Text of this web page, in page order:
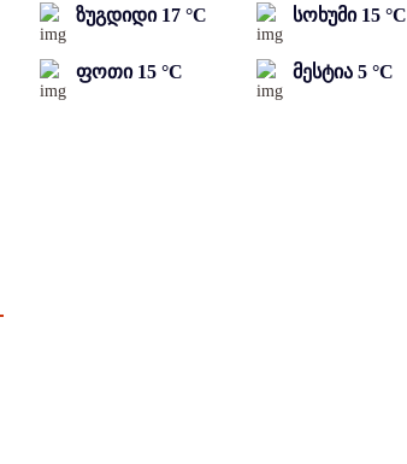
ზუგდიდი 17 °C სოხუმი 15 °C
ფოთი 15 °C მესტია 5 °C